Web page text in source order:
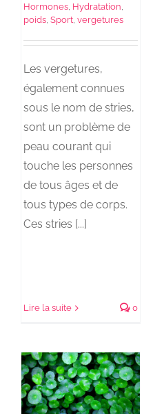
Hormones Hydratation
poids ,Sport ,vergetures
Les vergetures,
également connues
sous le nom de stries,
sont un problème de
peau courant qui
touche les personnes
de tous âges et de
tous types de corps.
Ces stries [...]
Lire la suite 0